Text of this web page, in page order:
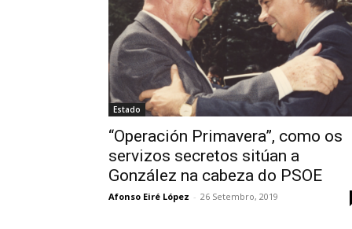
Estado
“Operación Primavera”, como os
servizos secretos sitúan a
González na cabeza do PSOE
Afonso Eiré López - 26 Setembro, 2019